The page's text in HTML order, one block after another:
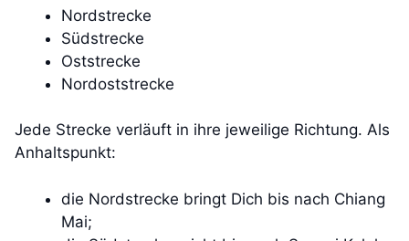
Nordstrecke
Südstrecke
Oststrecke
Nordoststrecke
Jede Strecke verläuft in ihre jeweilige Richtung. Als
Anhaltspunkt:
die Nordstrecke bringt Dich bis nach Chiang
Mai;